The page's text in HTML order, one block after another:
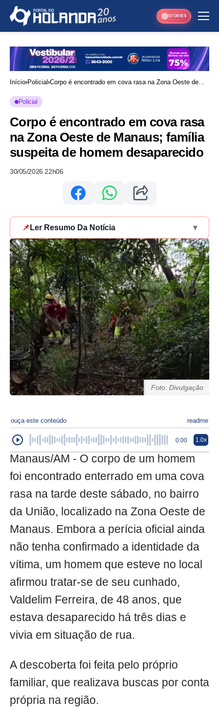
STORIES
Início Policial Corpo é encontrado em cova rasa na Zona Oeste de
Policial
Corpo é encontrado em cova rasa
na Zona Oeste de Manaus; família
suspeita de homem desaparecido
30/05/2026 22h06
📌 Ler Resumo Da Notícia ▾
Foto: Divulgação
ouça este conteúdo readme
0:00 1.0x
Manaus/AM - O corpo de um homem
foi encontrado enterrado em uma cova
rasa na tarde deste sábado, no bairro
da União, localizado na Zona Oeste de
Manaus. Embora a perícia oficial ainda
não tenha confirmado a identidade da
vítima, um homem que esteve no local
afirmou tratar-se de seu cunhado,
Valdelim Ferreira, de 48 anos, que
estava desaparecido há três dias e
vivia em situação de rua.
A descoberta foi feita pelo próprio
familiar, que realizava buscas por conta
própria na região.